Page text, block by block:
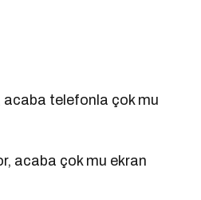
acaba telefonla çok mu
acaba çok mu ekran